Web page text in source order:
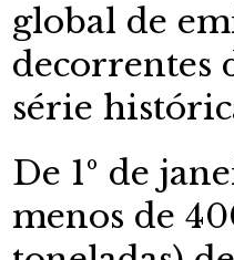
global de
decorrentes
série
De 1º de
menos de